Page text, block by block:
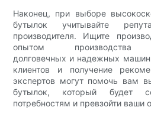
Наконец, при выборе
бутылок учитывайте
производителя. Ищите
опытом производства
долговечных и надежных
клиентов и получение
экспертов могут помочь вам
бутылок, который будет
потребностям и превзойти ваши